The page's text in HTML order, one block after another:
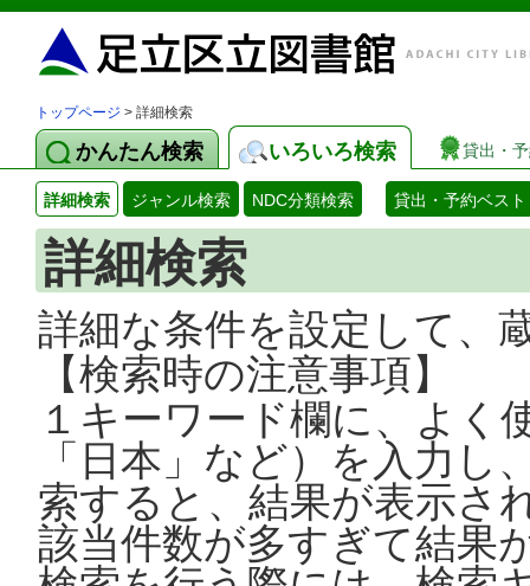
トップページ > 詳細検索
かんたん検索 いろいろ検索 貸出・
詳細検索 ジャンル検索 NDC分類検索 貸出・予約ベスト
詳細検索
詳細な条件を設定して、
【検索時の注意事項】
１キーワード欄に、よく
「日本」など）を入力
索すると、結果が表示さ
該当件数が多すぎて結果